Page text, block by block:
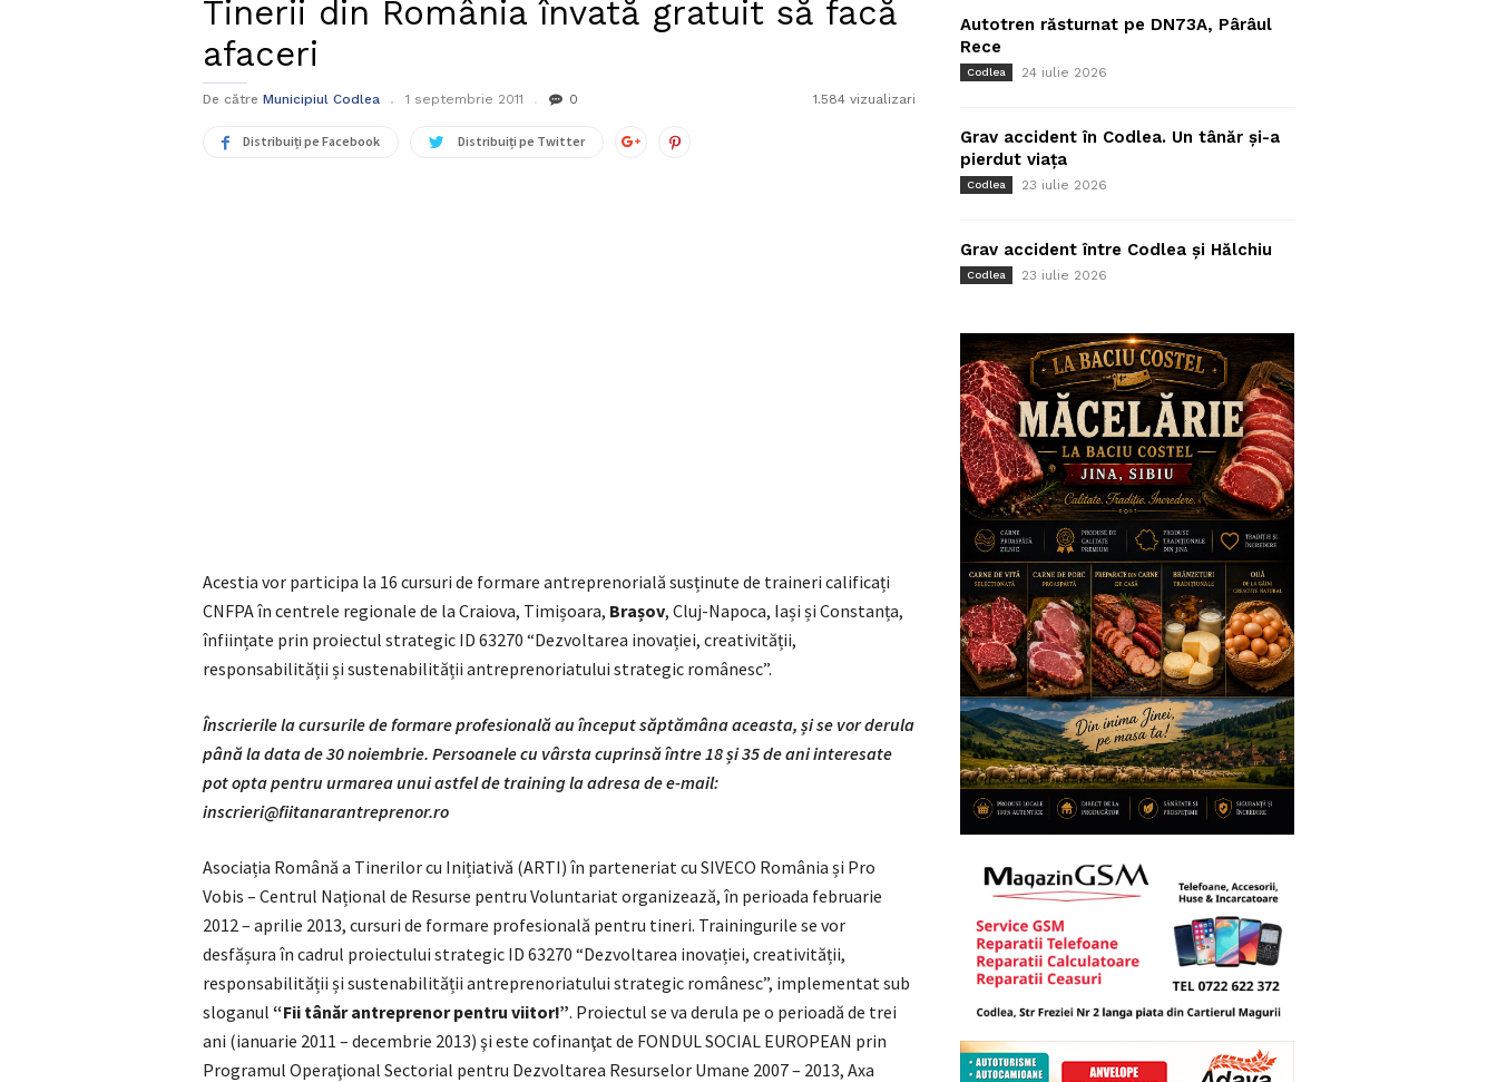
Tinerii din România învată gratuit să facă
afaceri
De către Municipiul Codlea 1 septembrie 2011 0 1.584 vizualizari
Distribuiți pe Facebook Distribuiți pe Twitter
Acestia vor participa la 16 cursuri de formare antreprenorială susținute de traineri calificați
CNFPA în centrele regionale de la Craiova, Timișoara, Brașov, Cluj-Napoca, Iași și Constanța,
înființate prin proiectul strategic ID 63270 “Dezvoltarea inovației, creativității,
responsabilității și sustenabilității antreprenoriatului strategic românesc”.
Înscrierile la cursurile de formare profesională au început săptămâna aceasta, și se vor derula
până la data de 30 noiembrie. Persoanele cu vârsta cuprinsă între 18 și 35 de ani interesate
pot opta pentru urmarea unui astfel de training la adresa de e-mail:
inscrieri@fiitanarantreprenor.ro
Asociația Română a Tinerilor cu Inițiativă (ARTI) în parteneriat cu SIVECO România și Pro
Vobis – Centrul Național de Resurse pentru Voluntariat organizează, în perioada februarie
2012 – aprilie 2013, cursuri de formare profesională pentru tineri. Trainingurile se vor
desfășura în cadrul proiectului strategic ID 63270 “Dezvoltarea inovației, creativității,
responsabilității și sustenabilității antreprenoriatului strategic românesc”, implementat sub
sloganul “Fii tânăr antreprenor pentru viitor!”. Proiectul se va derula pe o perioadă de trei
ani (ianuarie 2011 – decembrie 2013) şi este cofinanţat de FONDUL SOCIAL EUROPEAN prin
Programul Operaţional Sectorial pentru Dezvoltarea Resurselor Umane 2007 – 2013, Axa
Autotren răsturnat pe DN73A, Pârâul
Rece
Codlea 24 iulie 2026
Grav accident în Codlea. Un tânăr și-a
pierdut viața
Codlea 23 iulie 2026
Grav accident între Codlea și Hălchiu
Codlea 23 iulie 2026